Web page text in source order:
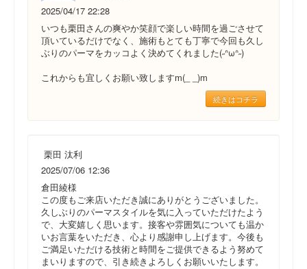
2025/04/17 22:28
いつも栗田さんの爽やか笑顔で楽しい時間を過ごさせて
頂いているだけでなく、施術もとても丁寧で今回も久し
ぶりのパーマをカッコよく決めてくれました(˶ᐢωᐢ˶)
これからも宜しくお願い致しますm(_ _)m
続きはコチラ
栗田 汰利
2025/07/06 12:36
倉田綾様
この度もご来店いただき誠にありがとうございました。
久しぶりのパーマスタイルを気に入っていただけたよう
で、大変嬉しく思います。接客や雰囲気についても温か
いお言葉をいただき、心より感謝申し上げます。今後も
ご満足いただける技術と時間をご提供できるよう努めて
まいりますので、引き続きよろしくお願いいたします。